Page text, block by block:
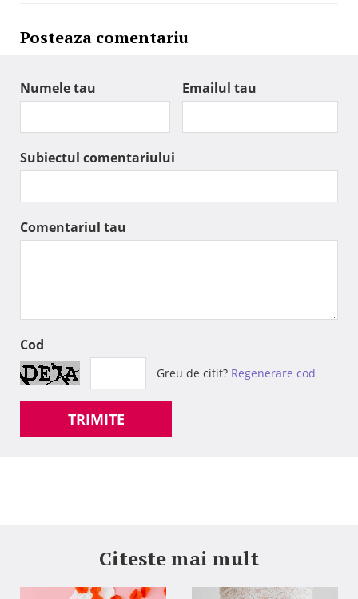
Posteaza comentariu
Numele tau Emailul tau
Subiectul comentariului
Comentariul tau
Cod
Greu de citit? Regenerare cod
TRIMITE
Citeste mai mult